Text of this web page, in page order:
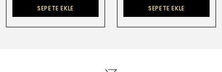
SEPETE EKLE SEPETE EKLE